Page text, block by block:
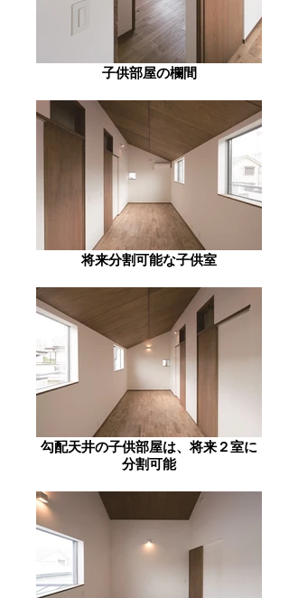
子供部屋の欄間
将来分割可能な子供室
勾配天井の子供部屋は、将来２室に
分割可能